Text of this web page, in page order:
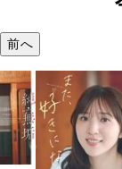
前へ